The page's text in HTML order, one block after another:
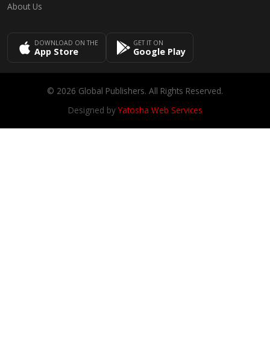
About Us
DOWNLOAD ON THE
App Store
GET IT ON
Google Play
© 2026 Global Publishers. All Rights Reserved.
Designed byYatosha Web Services